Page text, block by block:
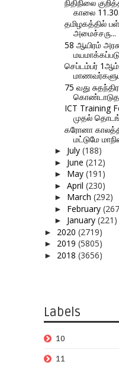
நிதிநிலை
காலை
தமிழகத்தில்
அமைச்சரு...
58 ஆயிரம்
செப்டம்பர் 1ஆம்
75 வது
ICT Training
முதல்
கரோனா
மட்டுமே
► July (188)
► June (212)
► May (191)
► April (230)
► March (292)
► February
► January (221)
► 2020 (2719)
► 2019 (5805)
► 2018 (3656)
Labels
10
11